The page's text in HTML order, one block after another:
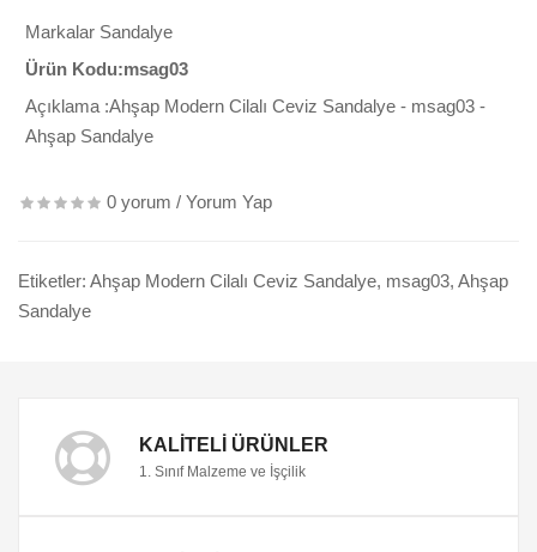
Markalar Sandalye
Ürün Kodu:msag03
Açıklama :Ahşap Modern Cilalı Ceviz Sandalye - msag03 -
Ahşap Sandalye
0 yorum / Yorum Yap
Etiketler: Ahşap Modern Cilalı Ceviz Sandalye, msag03, Ahşap
Sandalye
KALITELI ÜRÜNLER
1. Sınıf Malzeme ve İşçilik